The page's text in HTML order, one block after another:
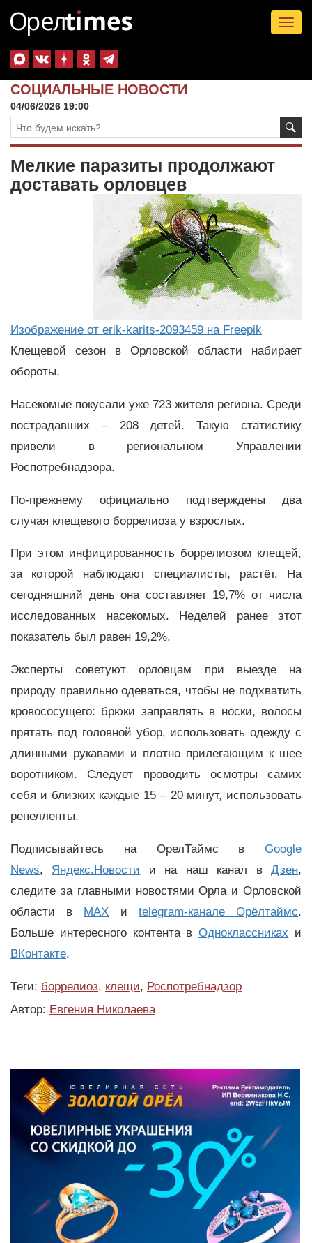
СОЦИАЛЬНЫЕ НОВОСТИ
04/06/2026 19:00
Мелкие паразиты продолжают
доставать орловцев
Изображение от erik-karits-2093459 на Freepik
Клещевой сезон в Орловской области набирает
обороты.
Насекомые покусали уже 723 жителя региона. Среди
пострадавших – 208 детей. Такую статистику
привели в региональном Управлении
Роспотребнадзора.
По-прежнему официально подтверждены два
случая клещевого боррелиоза у взрослых.
При этом инфицированность боррелиозом клещей,
за которой наблюдают специалисты, растёт. На
сегодняшний день она составляет 19,7% от числа
исследованных насекомых. Неделей ранее этот
показатель был равен 19,2%.
Эксперты советуют орловцам при выезде на
природу правильно одеваться, чтобы не подхватить
кровососущего: брюки заправлять в носки, волосы
прятать под головной убор, использовать одежду с
длинными рукавами и плотно прилегающим к шее
воротником. Следует проводить осмотры самих
себя и близких каждые 15 – 20 минут, использовать
репелленты.
Подписывайтесь на ОрелТаймс в Google
News, Яндекс.Новости и на наш канал вДзен,
следите за главными новостями Орла и Орловской
области в MAX и telegram-канале Орёлтаймс.
Больше интересного контента вОдноклассниках и
ВКонтакте.
Теги: боррелиоз, клещи, Роспотребнадзор
Автор: Евгения Николаева